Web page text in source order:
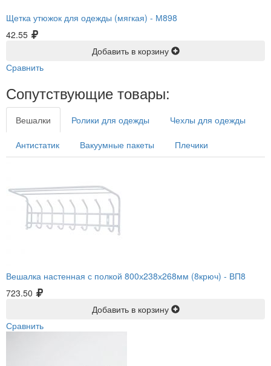
Щетка утюжок для одежды (мягкая) - М898
42.55
Добавить в корзину
Сравнить
Сопутствующие товары:
Вешалки Ролики для одежды Чехлы для одежды
Антистатик Вакуумные пакеты Плечики
Вешалка настенная с полкой 800х238х268мм (8крюч) - ВП8
723.50
Добавить в корзину
Сравнить